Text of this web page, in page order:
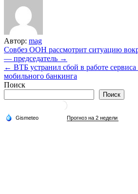
Автор: mag
Навигация
по
записям
Совбез ООН рассмотрит ситуацию
— председатель →
← ВТБ устранил сбой в работе сервиса
мобильного банкинга
Поиск
Поиск